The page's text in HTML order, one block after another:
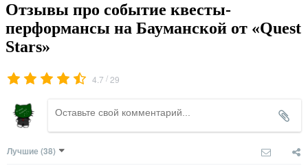
Отзывы про событие квесты-
перформансы на Бауманской от «Quest
Stars»
4.7 /29
Лучшие (38)